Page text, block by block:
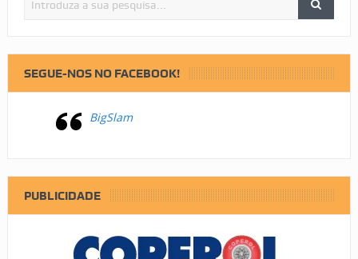
SEGUE-NOS NO FACEBOOK!
BigSlam
PUBLICIDADE